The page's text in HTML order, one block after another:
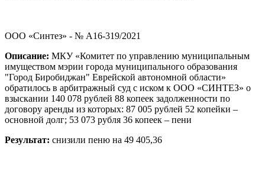
ООО «Синтез» - № А16-319/2021
Описание: МКУ «Комитет по управлению муниципальным
имуществом мэрии города муниципального образования
"Город Биробиджан" Еврейской автономной области»
обратилось в арбитражный суд с иском к ООО «СИНТЕЗ» о
взыскании 140 078 рублей 88 копеек задолженности по
договору аренды из которых: 87 005 рублей 52 копейки –
основной долг; 53 073 рубля 36 копеек – пени
Результат: снизили пеню на 49 405,36